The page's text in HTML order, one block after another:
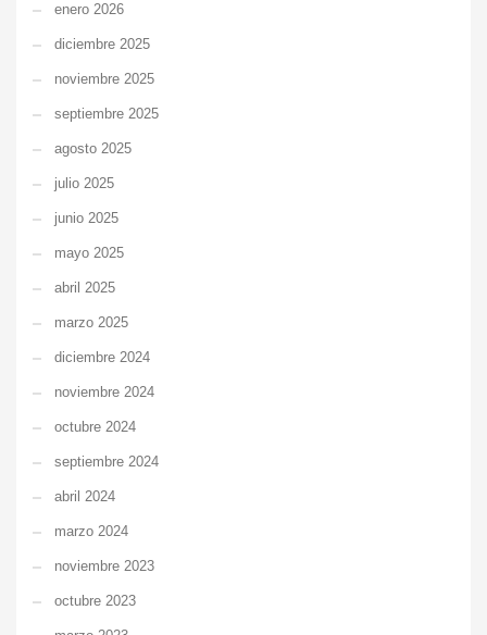
enero 2026
diciembre 2025
noviembre 2025
septiembre 2025
agosto 2025
julio 2025
junio 2025
mayo 2025
abril 2025
marzo 2025
diciembre 2024
noviembre 2024
octubre 2024
septiembre 2024
abril 2024
marzo 2024
noviembre 2023
octubre 2023